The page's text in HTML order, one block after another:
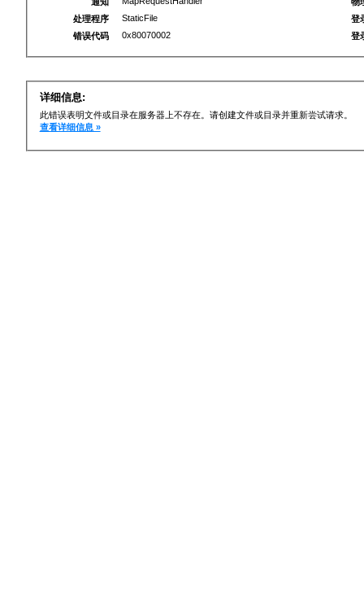
处理程序
StaticFile
错误代码
0x80070002
登
登
详细信息:
此错误表明文件或目录在服务器上不存在。请创建文件或目录并重新尝试请求。
查看详细信息 »